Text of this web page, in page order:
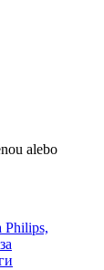
alebo
Philips,